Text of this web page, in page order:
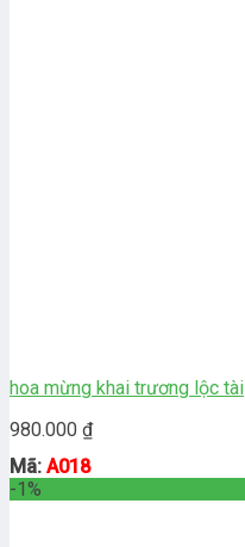
hoa mừng khai trương lộc tài
980.000 ₫
Mã: A018
-1%